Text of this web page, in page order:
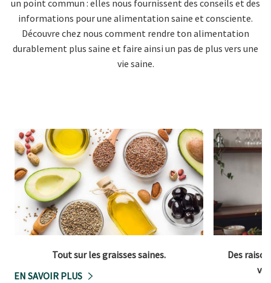
un point commun : elles nous fournissent des conseils et des
informations pour une alimentation saine et consciente.
Découvre chez nous comment rendre ton alimentation
durablement plus saine et faire ainsi un pas de plus vers une
vie saine.
Tout sur les graisses saines.
EN SAVOIR PLUS
Des